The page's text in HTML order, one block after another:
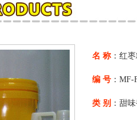
名 称：红
编 号：MF-
类 别 ：甜